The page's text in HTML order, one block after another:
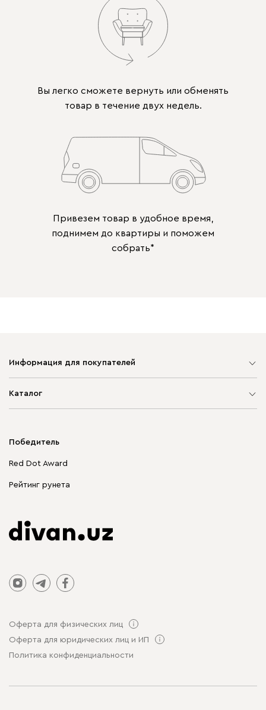
Вы легко сможете вернуть или обменять
товар в течение двух недель.
Привезем товар в удобное время,
поднимем до квартиры и поможем
собрать*
Информация для покупателей
Каталог
Корпусная мебель
Столы и стулья
Победитель
Red Dot Award
Рейтинг рунета
Оферта для физических лиц
Оферта для юридических лиц и ИП
Политика конфиденциальности